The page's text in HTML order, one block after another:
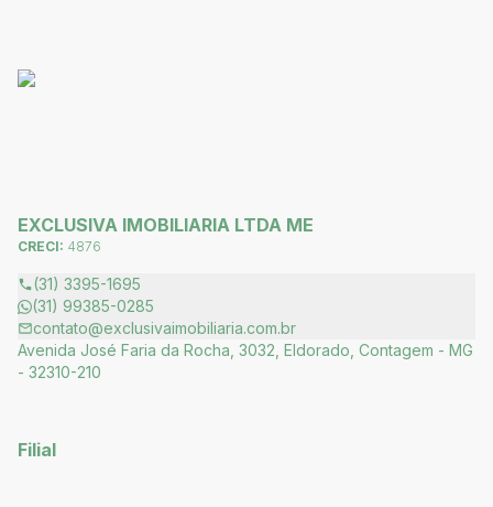
EXCLUSIVA IMOBILIARIA LTDA ME
CRECI: 4876
(31) 3395-1695
(31) 99385-0285
contato@exclusivaimobiliaria.com.br
Avenida José Faria da Rocha, 3032, Eldorado, Contagem - MG
- 32310-210
Filial